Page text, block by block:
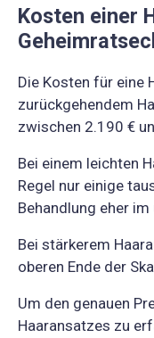
Kosten einer
Die Kosten für eine
zurückgehendem
zwischen 2.190 €
Bei einem leichten
Regel nur einige
Behandlung eher
Bei stärkerem
oberen Ende der
Um den genauen
Haaransatzes zu